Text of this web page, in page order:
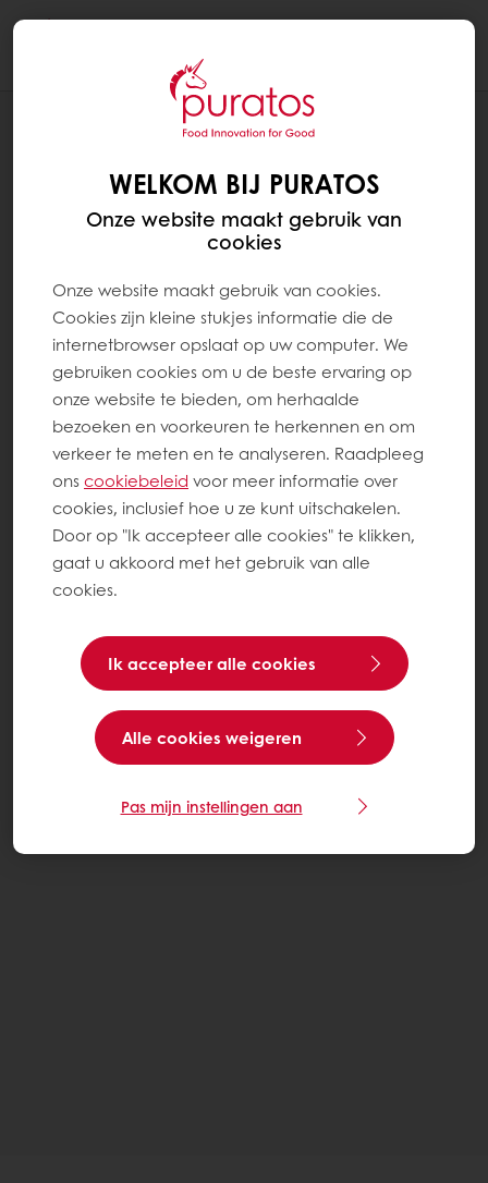
WELKOM BIJ PURATOS
Onze website maakt gebruik van
cookies
Onze website maakt gebruik van cookies.
Cookies zijn kleine stukjes informatie die de
internetbrowser opslaat op uw computer. We
gebruiken cookies om u de beste ervaring op
onze website te bieden, om herhaalde
bezoeken en voorkeuren te herkennen en om
verkeer te meten en te analyseren. Raadpleeg
onscookiebeleid voor meer informatie over
cookies, inclusief hoe u ze kunt uitschakelen.
Door op "Ik accepteer alle cookies" te klikken,
gaat u akkoord met het gebruik van alle
cookies.
Ik accepteer alle cookies
Alle cookies weigeren
Pas mijn instellingen aan